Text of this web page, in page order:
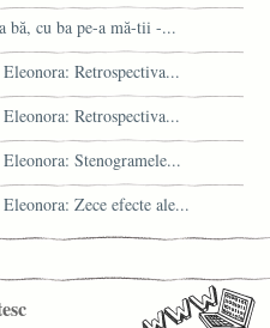
bă, cu ba pe-a mă-tii -...
Retrospectiva...
Retrospectiva...
Stenogramele...
Zece efecte ale...